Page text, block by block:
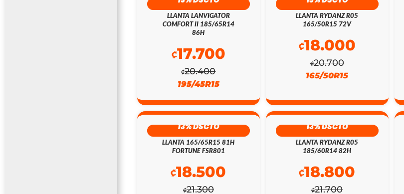
LLANTA LANVIGATOR
COMFORT II 185/65R14
86H
₡20.400
₡17.700
195/45R15
LLANTA RYDANZ R05
165/50R15 72V
₡20.700
₡18.000
165/50R15
13% DSCTO
LLANTA 165/65R15 81H
FORTUNE FSR801
₡21.300
₡18.500
13% DSCTO
LLANTA RYDANZ R05
185/60R14 82H
₡21.700
₡18.800